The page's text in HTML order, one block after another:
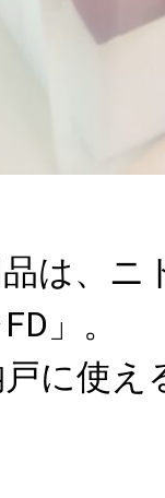
は、ニ
」。
に使え